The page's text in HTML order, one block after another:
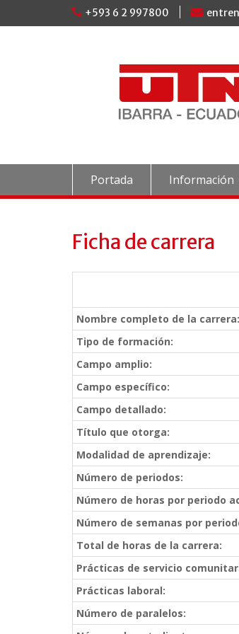
+593 6 2 997800
Portada Información
Ficha de carrera
Nombre completo de la carrera:
Tipo de formación:
Campo amplio:
Campo específico:
Campo detallado:
Título que otorga:
Modalidad de aprendizaje:
Número de periodos:
Número de horas por periodo
Número de semanas por
Total de horas de la carrera:
Prácticas de servicio
Prácticas laboral:
Número de paralelos: